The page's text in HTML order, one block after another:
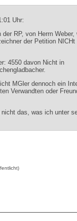
Uhr:
RP, von Herrn Weber,
der Petition NICHt
4550 davon Nicht in
MGler dennoch ein
Verwandten oder
das, was ich unter